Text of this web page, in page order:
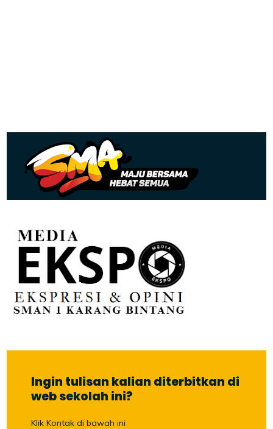
Ingin tulisan kalian diterbitkan di
web sekolah ini?
Klik Kontak di bawah ini